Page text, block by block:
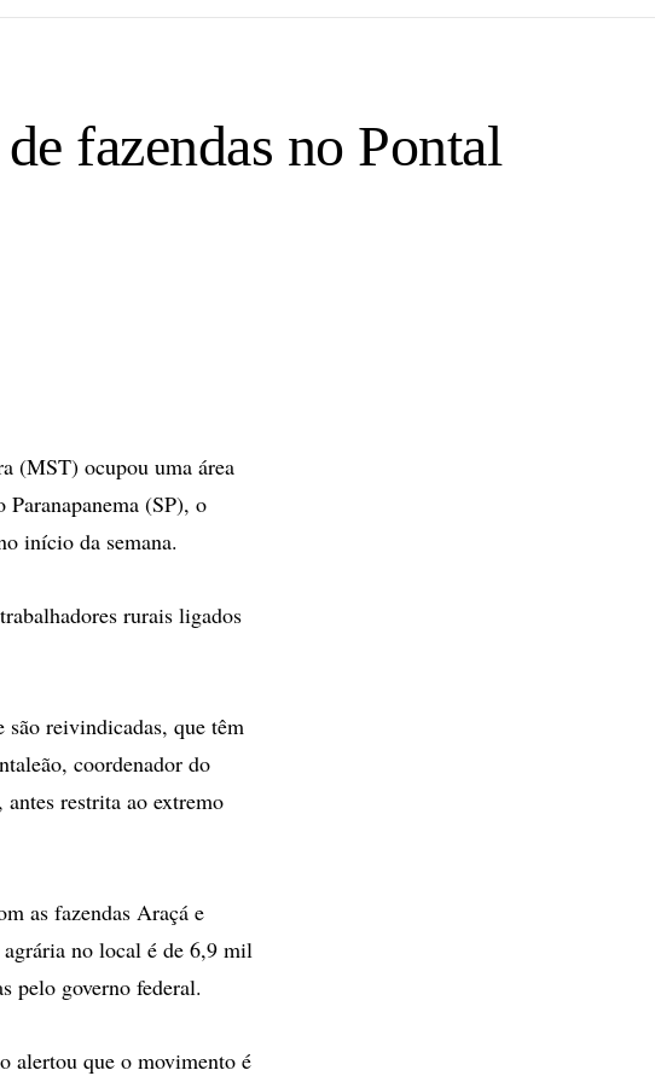
fazendas no Pontal
(MST) ocupou uma área
Paranapanema (SP), o
início da semana.
rurais ligados
são reivindicadas, que têm
coordenador do
restrita ao extremo
as fazendas Araçá e
no local é de 6,9 mil
pelo governo federal.
alertou que o movimento é